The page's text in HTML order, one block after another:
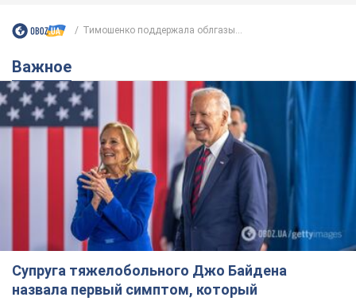
Тимошенко поддержала облгазы...
Важное
Супруга тяжелобольного Джо Байдена
назвала первый симптом, который